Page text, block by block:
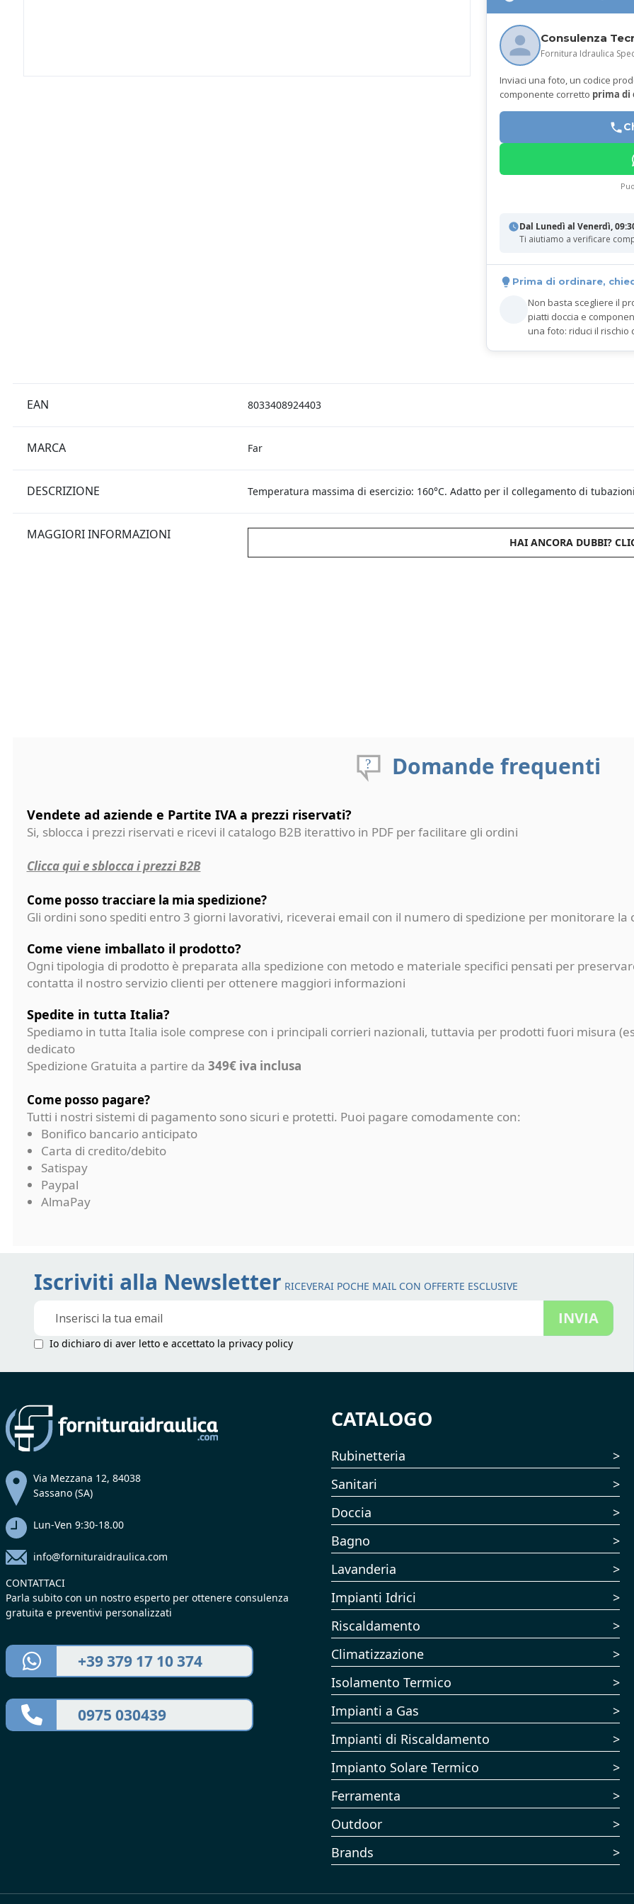
Consulenza
Fornitura Idraulica
Inviaci una foto, un codice
componente corretto prima di
Dal Lunedì al Venerdì,
Ti aiutiamo a verificare
Prima di ordinare,
Non basta scegliere il
piatti doccia e
una foto: riduci il rischio
EAN 8033408924403
MARCA Far
DESCRIZIONE Temperatura massima di esercizio: 160°C. Adatto per il collegamento di
MAGGIORI INFORMAZIONI
HAI ANCORA DUBBI?
Domande frequenti
Vendete ad aziende e Partite IVA a prezzi riservati?
Si, sblocca i prezzi riservati e ricevi il catalogo B2B iterattivo in PDF per facilitare gli ordini
Clicca qui e sblocca i prezzi B2B
Come posso tracciare la mia spedizione?
Gli ordini sono spediti entro 3 giorni lavorativi, riceverai email con il numero di spedizione per monitorare la
Come viene imballato il prodotto?
Ogni tipologia di prodotto è preparata alla spedizione con metodo e materiale specifici pensati per
contatta il nostro servizio clienti per ottenere maggiori informazioni
Spedite in tutta Italia?
Spediamo in tutta Italia isole comprese con i principali corrieri nazionali, tuttavia per prodotti fuori misura
dedicato
Spedizione Gratuita a partire da 349€ iva inclusa
Come posso pagare?
Tutti i nostri sistemi di pagamento sono sicuri e protetti. Puoi pagare comodamente con:
Bonifico bancario anticipato
Carta di credito/debito
Satispay
Paypal
AlmaPay
Iscriviti alla Newsletter RICEVERAI POCHE MAIL CON OFFERTE ESCLUSIVE
Newsletter:
INVIA
Io dichiaro di aver letto e accettato la privacy policy
Via Mezzana 12, 84038
Sassano (SA)
Lun-Ven 9:30-18.00
info@fornituraidraulica.com
CONTATTACI
Parla subito con un nostro esperto per ottenere consulenza
gratuita e preventivi personalizzati
+39 379 17 10 374
0975 030439
CATALOGO
Rubinetteria
Sanitari
Doccia
Bagno
Lavanderia
Impianti Idrici
Riscaldamento
Climatizzazione
Isolamento Termico
Impianti a Gas
Impianti di Riscaldamento
Impianto Solare Termico
Ferramenta
Outdoor
Brands